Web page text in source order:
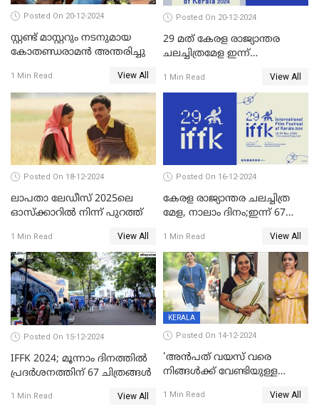
Posted On 20-12-2024
സ്റ്റണ്ട് മാസ്റ്ററും നടനുമായ
കോതണ്ഡരാമൻ അന്തരിച്ചു
1 Min Read View All
Posted On 20-12-2024
29 മത് കേരള രാജ്യാന്തര
ചലച്ചിത്രമേള ഇന്ന്
1 Min Read View All
Posted On 18-12-2024
ലാപതാ ലേഡീസ് 2025ലെ
ഓസ്‌ക്കാറില്‍ നിന്ന് പുറത്ത്
1 Min Read View All
Posted On 16-12-2024
കേരള രാജ്യാന്തര ചലച്ചിത്ര
മേള, നാലാം ദിനം;ഇന്ന് 67
1 Min Read View All
Posted On 15-12-2024
IFFK 2024; മൂന്നാം ദിനത്തില്‍
പ്രദര്‍ശനത്തിന് 67 ചിത്രങ്ങള്‍
1 Min Read View All
KERALA
Posted On 14-12-2024
'അന്‍പത് വയസ് വരെ
നിങ്ങള്‍ക്ക് വേണ്ടിയുള്ള
കൂട്ട് ആവശ്യമുണ്ട്; കല്യാണം
1 Min Read View All